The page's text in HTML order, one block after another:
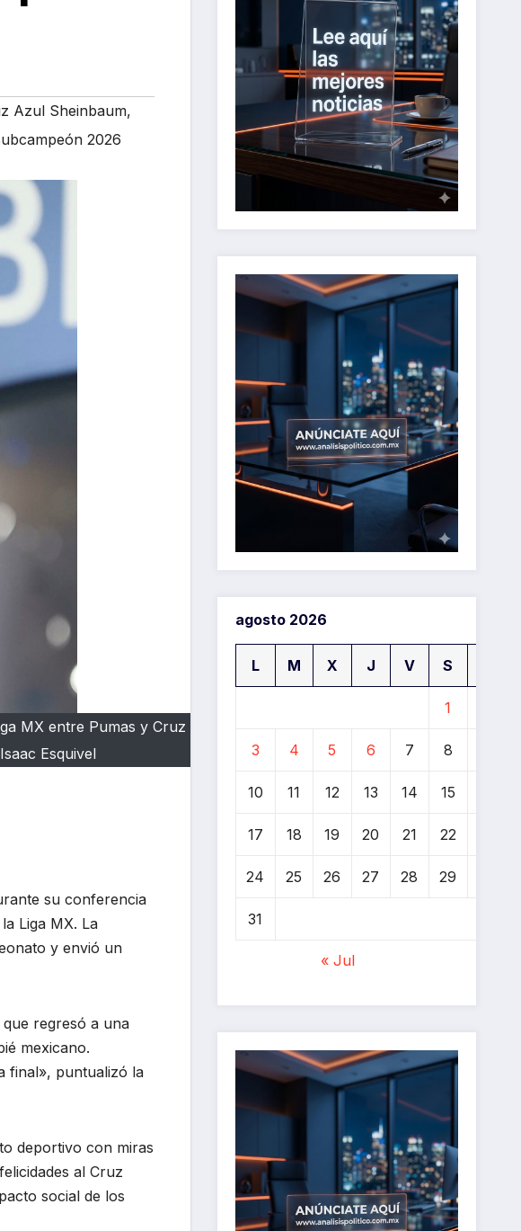
Azul Sheinbaum,
2026
MX entre Pumas y Cruz
Esquivel
su conferencia
Liga MX. La
y envió un
regresó a una
mexicano.
final», puntualizó la
deportivo con miras
al Cruz
social de los
agosto 2026
L M X J V S
1
3 4 5 6 7 8
10 11 12 13 14 15
17 18 19 20 21 22
24 25 26 27 28 29
31
« Jul